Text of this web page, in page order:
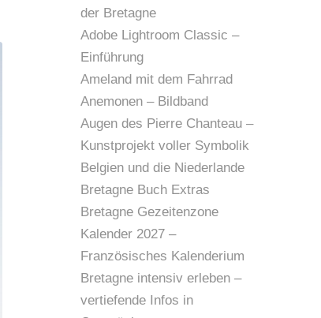
der Bretagne
Adobe Lightroom Classic –
Einführung
Ameland mit dem Fahrrad
Anemonen – Bildband
Augen des Pierre Chanteau –
Kunstprojekt voller Symbolik
Belgien und die Niederlande
Bretagne Buch Extras
Bretagne Gezeitenzone
Kalender 2027 –
Französisches Kalenderium
Bretagne intensiv erleben –
vertiefende Infos in